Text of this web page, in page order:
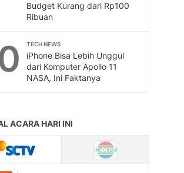
Budget Kurang dari Rp100
Ribuan
TECH NEWS
iPhone Bisa Lebih Unggul
dari Komputer Apollo 11
NASA, Ini Faktanya